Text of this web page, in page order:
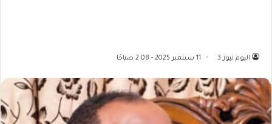
اليوم نيوز 3 11 سبتمبر 2025 - 2:08 صباحًا